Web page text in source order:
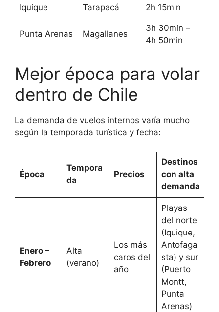
Iquique Tarapacá 2h 15min
Punta Arenas Magallanes
3h 30min –
4h 50min
Mejor época para volar
dentro de Chile
La demanda de vuelos internos varía mucho
según la temporada turística y fecha:
Época
Tempora
da
Precios
Destinos
con alta
demanda
Enero –
Febrero
Alta
(verano)
Los más
caros del
año
Playas
del norte
(Iquique,
Antofaga
sta) y sur
(Puerto
Montt,
Punta
Arenas)
VER MÁS
CERRAR